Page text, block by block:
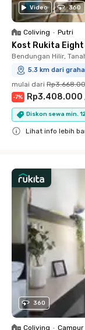
Video 360
Coliving • Putri
Kost Rukita Eight
Bendungan Hilir,
5.3 km dari
mulai dari
-7% Rp3.408.000
Diskon sewa min.
Lihat info lebih
360
Coliving • Campur